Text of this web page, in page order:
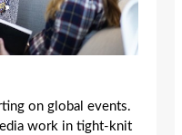
on global events.
work in tight-knit